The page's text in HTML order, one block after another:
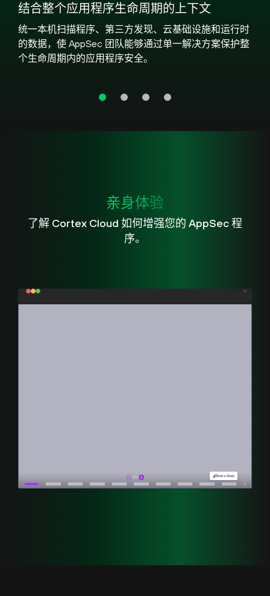
结合整个应用程序生命周期的上下文
统一本机扫描程序、第三方发现、云基础设施和运行时
的数据，使 AppSec 团队能够通过单一解决方案保护整
个生命周期内的应用程序安全。
亲身体验
了解 Cortex Cloud 如何增强您的 AppSec 程
序。